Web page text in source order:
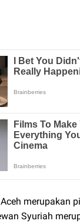
merupakan
Syuriah